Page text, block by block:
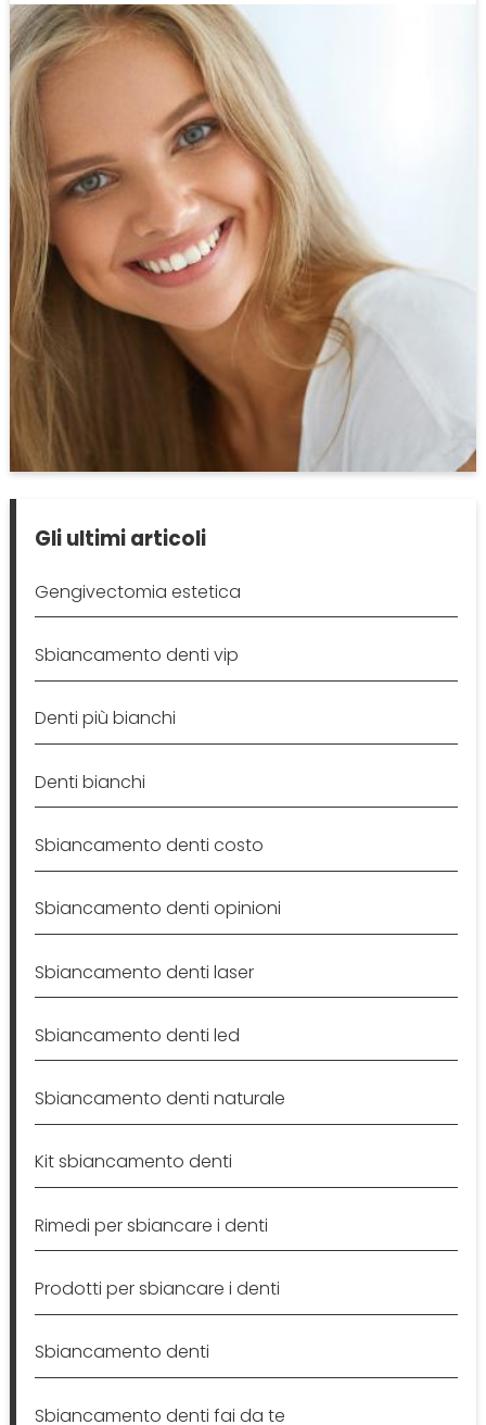
Gli ultimi articoli
Gengivectomia estetica
Sbiancamento denti vip
Denti più bianchi
Denti bianchi
Sbiancamento denti costo
Sbiancamento denti opinioni
Sbiancamento denti laser
Sbiancamento denti led
Sbiancamento denti naturale
Kit sbiancamento denti
Rimedi per sbiancare i denti
Prodotti per sbiancare i denti
Sbiancamento denti
Sbiancamento denti fai da te